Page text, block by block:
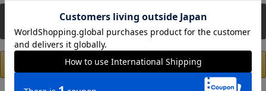
新規会員登録